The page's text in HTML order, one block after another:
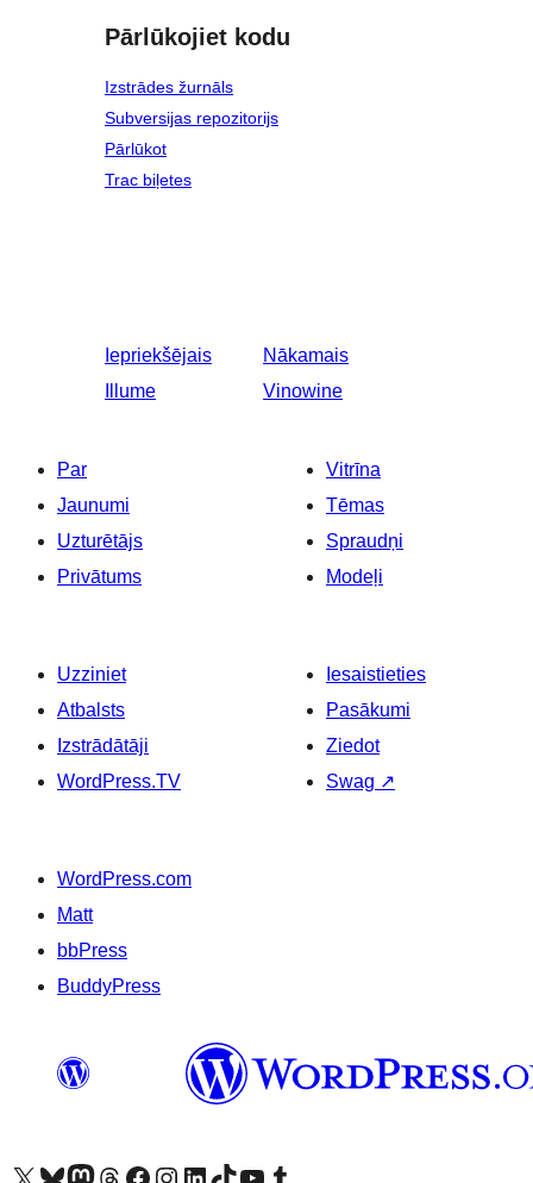
Pārlūkojiet kodu
Izstrādes žurnāls
Subversijas repozitorijs
Pārlūkot
Trac biļetes
Iepriekšējais
Illume
Nākamais
Vinowine
Par
Jaunumi
Uzturētājs
Privātums
Vitrīna
Tēmas
Spraudņi
Modeļi
Uzziniet
Atbalsts
Izstrādātāji
WordPress.TV
Iesaistieties
Pasākumi
Ziedot
Swag ↗
WordPress.com
Matt
bbPress
BuddyPress
Apmeklējiet mūsu X (agrāk Twitter) kontu
Apmeklējiet mūsu Bluesky kontu
Apmeklējiet mūsu Mastodon kontu
Apmeklējiet mūsu Threads kontu
Apmeklējiet mūsu Facebook lapuApmeklējiet mūsu Instagram kontu
Apmeklējiet mūsu LinkedIn kontu
Apmeklējiet mūsu TikTok kontu
Apmeklējiet mūsu YouTube kanālu
Apmeklējiet mūsu Tumblr kontu